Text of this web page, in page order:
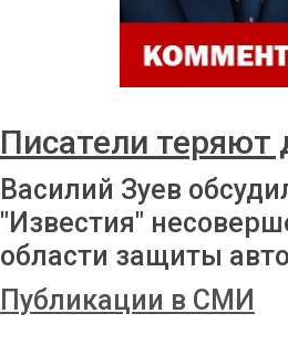
Писатели теряют
Василий Зуев
"Известия"
области защиты
Публикации в СМИ